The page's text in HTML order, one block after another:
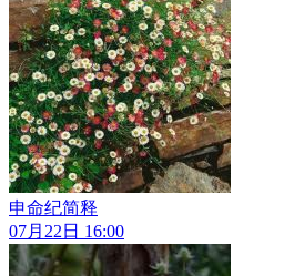
申命纪简释
07月22日 16:00